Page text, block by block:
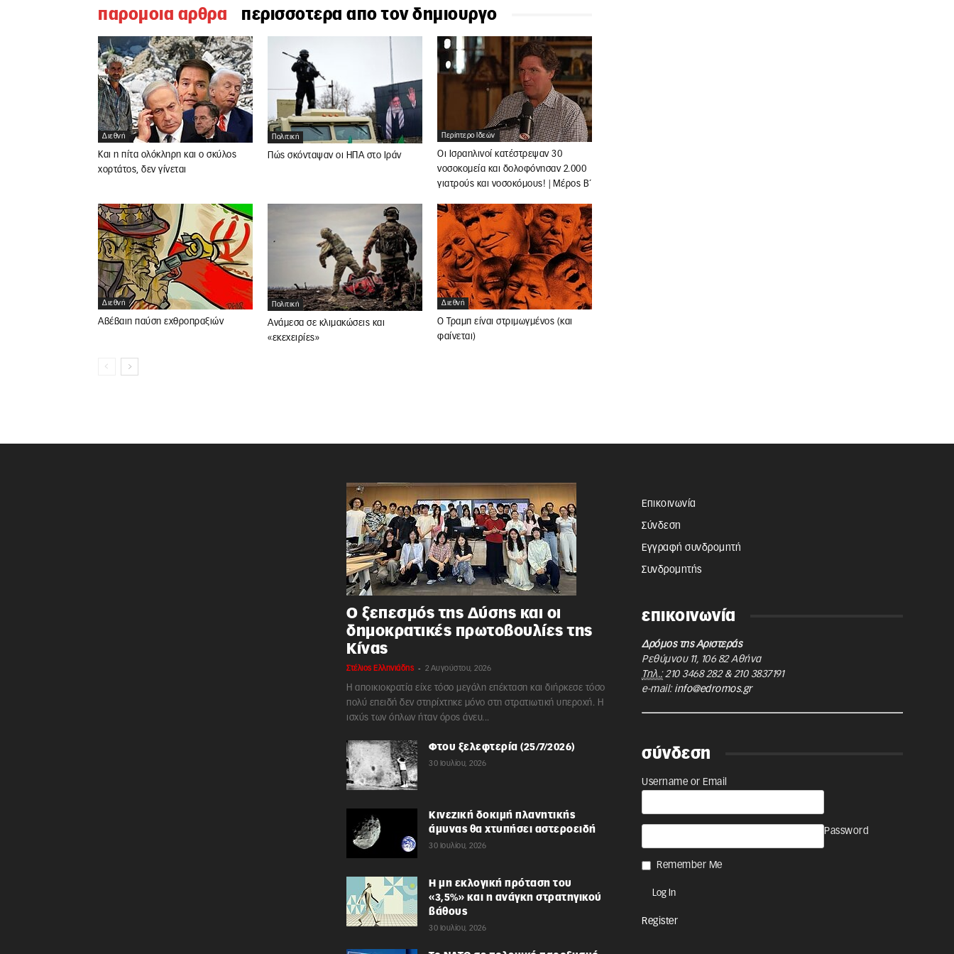
παρομοια αρθρα περισσοτερα απο τον δημιουργο
Διεθνή
Και η πίτα ολόκληρη και ο σκύλος
χορτάτος, δεν γίνεται
Πολιτική
Πώς σκόνταψαν οι ΗΠΑ στο Ιράν
Περίπτερο Ιδεών
Οι Ισραηλινοί κατέστρεψαν 30
νοσοκομεία και δολοφόνησαν 2.000
γιατρούς και νοσοκόμους! | Μέρος Β΄
Διεθνή
Αβέβαιη παύση εχθροπραξιών
Πολιτική
Ανάμεσα σε κλιμακώσεις και
«εκεχειρίες»
Διεθνή
Ο Τραμπ είναι στριμωγμένος (και
φαίνεται)
Ο ξεπεσμός της Δύσης και οι
δημοκρατικές πρωτοβουλίες της
Κίνας
Στέλιος Ελληνιάδης - 2 Αυγούστου, 2026
Η αποικιοκρατία είχε τόσο μεγάλη επέκταση και διήρκεσε τόσο
πολύ επειδή δεν στηρίχτηκε μόνο στη στρατιωτική υπεροχή. Η
ισχύς των όπλων ήταν όρος άνευ...
Φτου ξελεφτερία (25/7/2026)
30 Ιουλίου, 2026
Κινεζική δοκιμή πλανητικής
άμυνας θα χτυπήσει αστεροειδή
30 Ιουλίου, 2026
Η μη εκλογική πρόταση του
«3,5%» και η ανάγκη στρατηγικού
βάθους
30 Ιουλίου, 2026
Επικοινωνία
Σύνδεση
Εγγραφή συνδρομητή
Συνδρομητής
επικοινωνία
Δρόμος της Αριστεράς
Ρεθύμνου 11, 106 82 Αθήνα
Τηλ.: 210 3468 282& 210 3837191
e-mail: info@edromos.gr
σύνδεση
Username or Email
Password
Remember Me
Register